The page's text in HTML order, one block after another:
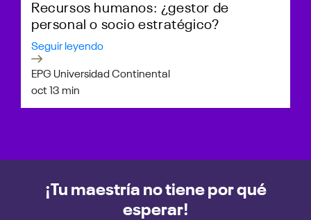
Recursos humanos: ¿gestor de
personal o socio estratégico?
Seguir leyendo
EPG Universidad Continental
oct 13 min
¡Tu maestría no tiene por qué
esperar!